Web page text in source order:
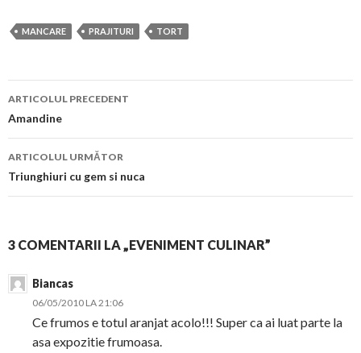
MANCARE PRAJITURI TORT
Navigare
în
articol
ARTICOLUL PRECEDENT
Amandine
ARTICOLUL URMĂTOR
Triunghiuri cu gem si nuca
3 COMENTARII LA „EVENIMENT CULINAR”
Biancas
06/05/2010 LA 21:06
Ce frumos e totul aranjat acolo!!! Super ca ai luat parte la
asa expozitie frumoasa.